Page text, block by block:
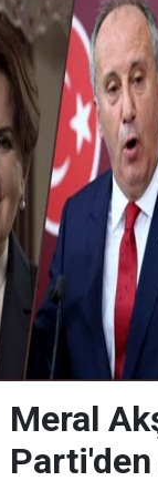
Meral
Parti'den